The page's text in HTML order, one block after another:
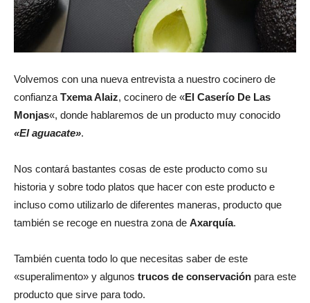
Volvemos con una nueva entrevista a nuestro cocinero de
confianza Txema Alaiz, cocinero de «El Caserío De Las
Monjas«, donde hablaremos de un producto muy conocido
«El aguacate».
Nos contará bastantes cosas de este producto como su
historia y sobre todo platos que hacer con este producto e
incluso como utilizarlo de diferentes maneras, producto que
también se recoge en nuestra zona de Axarquía.
También cuenta todo lo que necesitas saber de este
«superalimento» y algunos trucos de conservación para este
producto que sirve para todo.